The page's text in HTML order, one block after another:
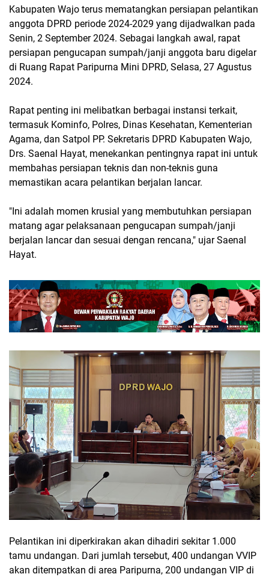
Kabupaten Wajo terus mematangkan persiapan pelantikan
anggota DPRD periode 2024-2029 yang dijadwalkan pada
Senin, 2 September 2024. Sebagai langkah awal, rapat
persiapan pengucapan sumpah/janji anggota baru digelar
di Ruang Rapat Paripurna Mini DPRD, Selasa, 27 Agustus
2024.
Rapat penting ini melibatkan berbagai instansi terkait,
termasuk Kominfo, Polres, Dinas Kesehatan, Kementerian
Agama, dan Satpol PP. Sekretaris DPRD Kabupaten Wajo,
Drs. Saenal Hayat, menekankan pentingnya rapat ini untuk
membahas persiapan teknis dan non-teknis guna
memastikan acara pelantikan berjalan lancar.
"Ini adalah momen krusial yang membutuhkan persiapan
matang agar pelaksanaan pengucapan sumpah/janji
berjalan lancar dan sesuai dengan rencana," ujar Saenal
Hayat.
Pelantikan ini diperkirakan akan dihadiri sekitar 1.000
tamu undangan. Dari jumlah tersebut, 400 undangan VVIP
akan ditempatkan di area Paripurna, 200 undangan VIP di